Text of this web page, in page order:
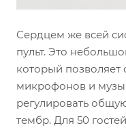
Сердцем же всей
пульт. Это
который позволяет
микрофонов и
регулировать
тембр. Для 50